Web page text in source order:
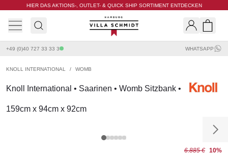
HIER DAS AKTIONS-, OUTLET- & QUICK SHIP SORTIMENT ENTDECKEN
Villa Schmidt
+49 (0)40 727 33 33 3 WHATSAPP
KNOLL INTERNATIONAL / WOMB
Knoll International • Saarinen • Womb Sitzbank •
159cm x 94cm x 92cm
6.885 € 10%